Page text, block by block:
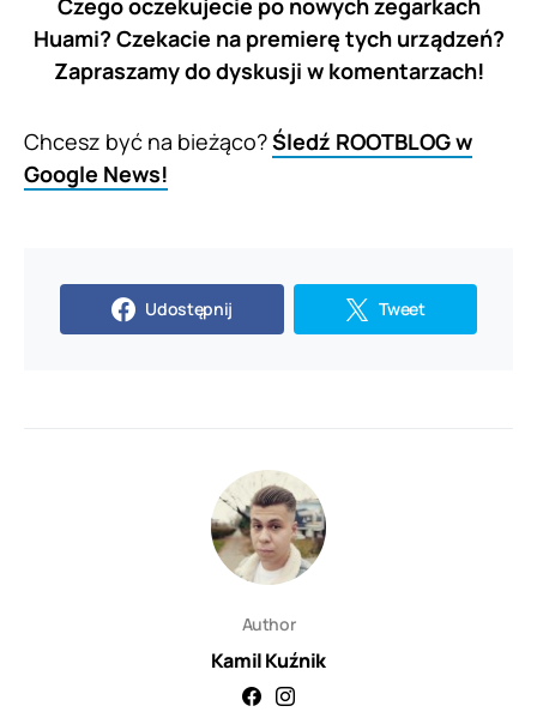
Czego oczekujecie po nowych zegarkach
Huami? Czekacie na premierę tych urządzeń?
Zapraszamy do dyskusji w komentarzach!
Chcesz być na bieżąco?Śledź ROOTBLOG w
Google News!
Udostępnij Tweet
Author
Kamil Kuźnik